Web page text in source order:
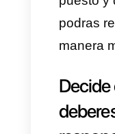
–
–